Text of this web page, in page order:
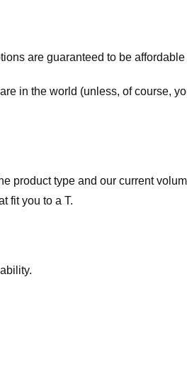
are guaranteed to be affordable
in the world (unless, of course,
product type and our current
fit you to a T.